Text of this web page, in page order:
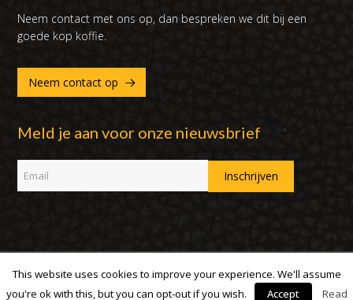
Neem contact met ons op, dan bespreken we dit bij een
goede kop koffie.
Neem contact op
Meld je aan voor onze nieuwsbrief
Copyright 2007 - 2019 | DUX International B.V. | Alle rechten
voorbehouden
This website uses cookies to improve your experience. We'll assume
you're ok with this, but you can opt-out if you wish.
Accept Read